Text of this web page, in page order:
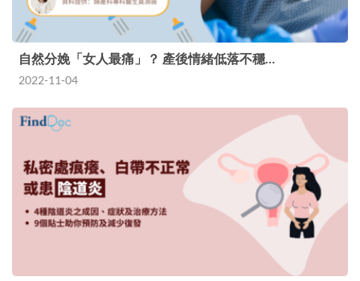
自然分娩「女人最痛」？ 產後情緒低落不穩…
2022-11-04